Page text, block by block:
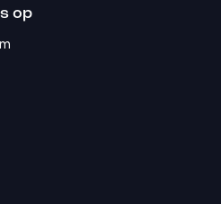
op